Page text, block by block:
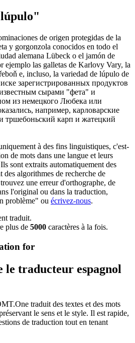
de origen protegidas de la
y gorgonzola conocidos en todo el
alemana Lübeck o el jamón de
ejemplo las galletas de Karlovy Vary, la
e, incluso, la variedad de lúpulo de
зарегистрированных продуктов
сырами "фета" и
из немецкого Любека или
например, карловарские
тршебоньский карп и жатецкий
à des fins linguistiques, c'est-
de mots dans une langue et leurs
sont extraits automatiquement des
des algorithmes de recherche de
une erreur d'orthographe, de
l'original ou dans la traduction,
problème" ou écrivez-nous.
traduit.
plus de 5000 caractères à la fois.
for
le traducteur espagnol
traduit des textes et des mots
le sens et le style. Il est rapide,
de traduction tout en tenant